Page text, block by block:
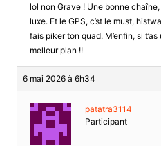
lol non Grave ! Une bonne
luxe. Et le GPS, c’st le must,
fais piker ton quad. M’enfin, si
melleur plan !!
6 mai 2026 à 6h34
patatra3114
Participant